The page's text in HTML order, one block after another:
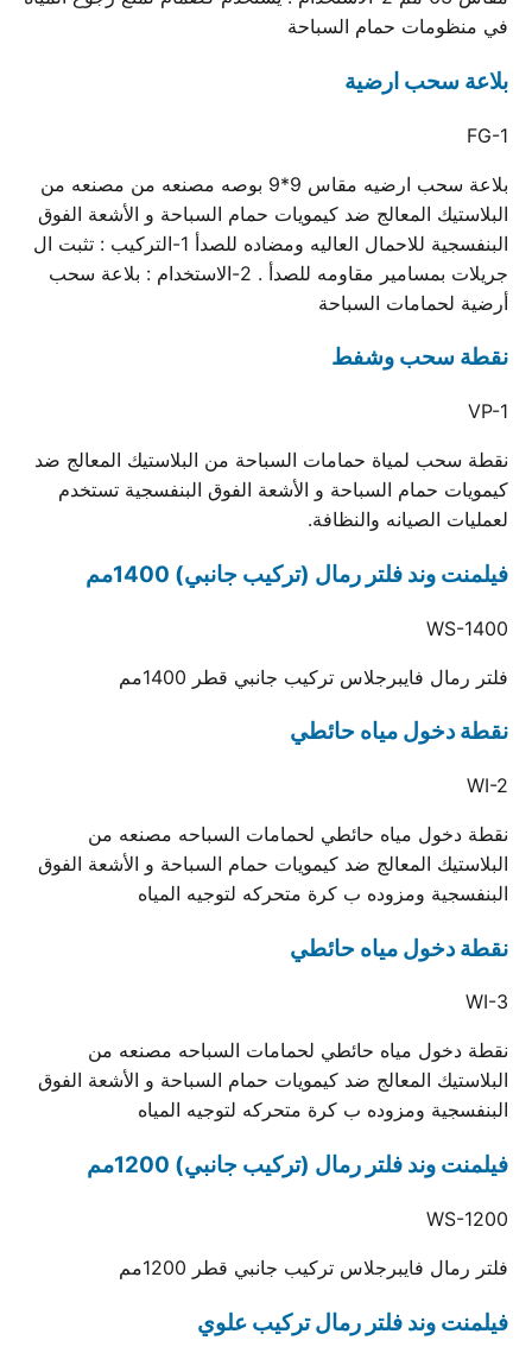
في منظومات حمام السباحة
بلاعة سحب ارضية
FG-1
بلاعة سحب ارضيه مقاس 9*9 بوصه مصنعه من مصنعه من
البلاستيك المعالج ضد كيمويات حمام السباحة و الأشعة الفوق
البنفسجية للاحمال العاليه ومضاده للصدأ 1-التركيب : تثبت ال
جريلات بمسامير مقاومه للصدأ . 2-الاستخدام : بلاعة سحب
أرضية لحمامات السباحة
نقطة سحب وشفط
VP-1
نقطة سحب لمياة حمامات السباحة من البلاستيك المعالج ضد
كيمويات حمام السباحة و الأشعة الفوق البنفسجية تستخدم
لعمليات الصيانه والنظافة.
فيلمنت وند فلتر رمال (تركيب جانبي) 1400مم
WS-1400
فلتر رمال فايبرجلاس تركيب جانبي قطر 1400مم
نقطة دخول مياه حائطي
WI-2
نقطة دخول مياه حائطي لحمامات السباحه مصنعه من
البلاستيك المعالج ضد كيمويات حمام السباحة و الأشعة الفوق
البنفسجية ومزوده ب كرة متحركه لتوجيه المياه
نقطة دخول مياه حائطي
WI-3
نقطة دخول مياه حائطي لحمامات السباحه مصنعه من
البلاستيك المعالج ضد كيمويات حمام السباحة و الأشعة الفوق
البنفسجية ومزوده ب كرة متحركه لتوجيه المياه
فيلمنت وند فلتر رمال (تركيب جانبي) 1200مم
WS-1200
فلتر رمال فايبرجلاس تركيب جانبي قطر 1200مم
فيلمنت وند فلتر رمال تركيب علوي